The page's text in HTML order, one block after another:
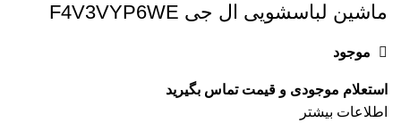
ماشین لباسشویی ال جی F4V3VYP6WE
موجود
اطلاعات بیشتر